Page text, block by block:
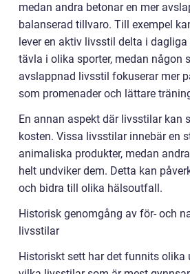
medan andra betonar en mer
balanserad tillvaro. Till exempel
lever en aktiv livsstil delta i
tävla i olika sporter, medan någon
avslappnad livsstil fokuserar mer
som promenader och lättare
En annan aspekt där livsstilar kan
kosten. Vissa livsstilar innebär en
animaliska produkter, medan
helt undviker dem. Detta kan
och bidra till olika hälsoutfall.
Historisk genomgång av för- och
livsstilar
Historiskt sett har det funnits